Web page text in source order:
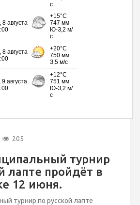
205
турнир
лапте пройдёт в
12 июня.
турнир по русской лапте